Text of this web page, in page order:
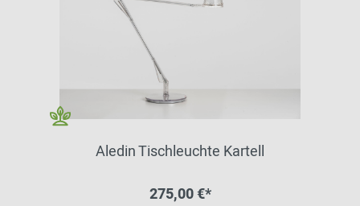
Aledin Tischleuchte Kartell
275,00 €*